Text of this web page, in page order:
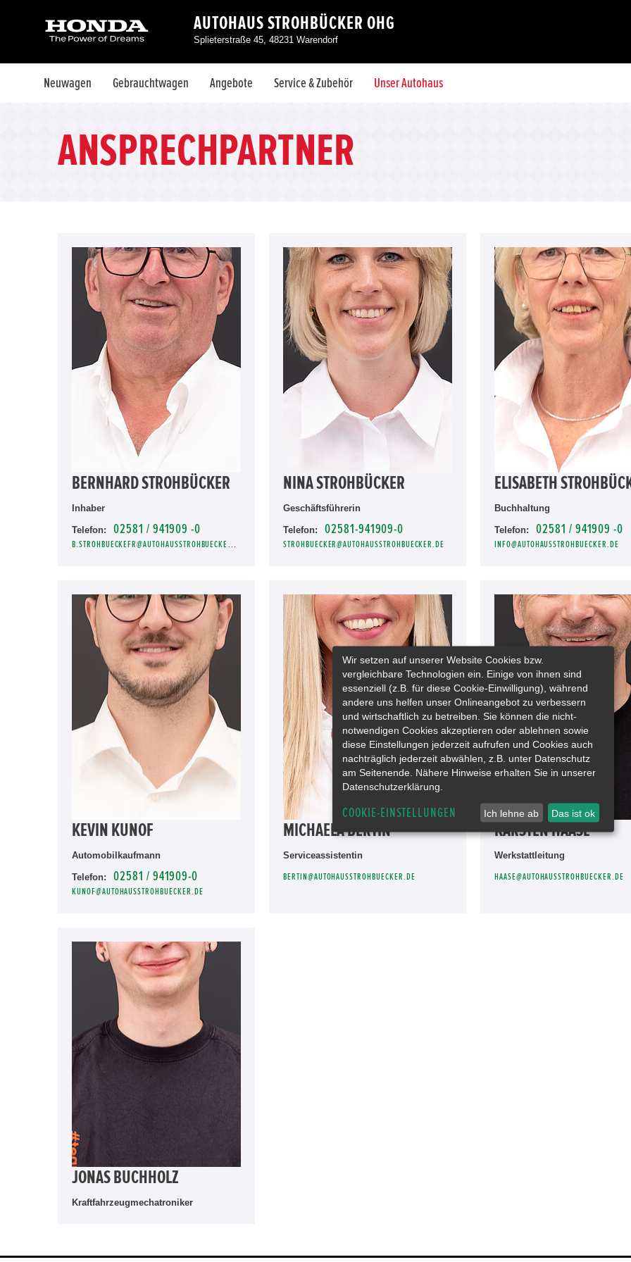
AUTOHAUS STROHBÜCKER OHG
Splieterstraße 45, 48231 Warendorf
Neuwagen Gebrauchtwagen Angebote Service & Zubehör Unser Autohaus
ANSPRECHPARTNER
BERNHARD STROHBÜCKER
Inhaber
Telefon: 02581 / 941909 -0
NINA STROHBÜCKER
Geschäftsführerin
Telefon: 02581-941909-0
STROHBUECKER@AUTOHAUSSTROHBUECKER.DE
ELISABETH
Buchhaltung
Telefon: 02581 / 941909 -0
INFO@AUTOHAUSSTROHBUECKER.DE
KEVIN KUNOF
Automobilkaufmann
Telefon: 02581 / 941909-0
KUNOF@AUTOHAUSSTROHBUECKER.DE
MICHAELA BERTIN
Serviceassistentin
BERTIN@AUTOHAUSSTROHBUECKER.DE
KARSTEN HAASE
Werkstattleitung
HAASE@AUTOHAUSSTROHBUECKER.DE
JONAS BUCHHOLZ
Kraftfahrzeugmechatroniker
Wir setzen auf unserer Website Cookies bzw.
vergleichbare Technologien ein. Einige von ihnen sind
essenziell (z.B. für diese Cookie-Einwilligung), während
andere uns helfen unser Onlineangebot zu verbessern
und wirtschaftlich zu betreiben. Sie können die nicht-
notwendigen Cookies akzeptieren oder ablehnen sowie
diese Einstellungen jederzeit aufrufen und Cookies auch
nachträglich jederzeit abwählen, z.B. unter Datenschutz
am Seitenende. Nähere Hinweise erhalten Sie in unserer
Datenschutzerklärung.
COOKIE-EINSTELLUNGEN Ich lehne ab Das ist ok